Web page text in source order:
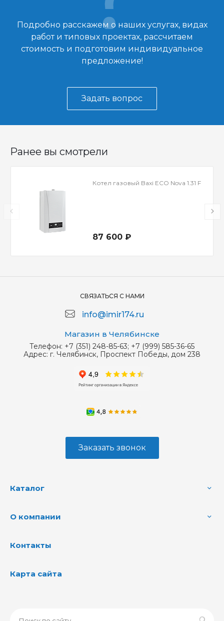
Подробно расскажем о наших услугах, видах
работ и типовых проектах, рассчитаем
стоимость и подготовим индивидуальное
предложение!
Задать вопрос
Ранее вы смотрели
Котел газовый Baxi ECO Nova 1.31 F
87 600 ₽
СВЯЗАТЬСЯ С НАМИ
info@imir174.ru
Магазин в Челябинске
Телефон: +7 (351) 248-85-63; +7 (999) 585-36-65
Адрес: г. Челябинск, Проспект Победы, дом 238
Заказать звонок
Каталог
О компании
Контакты
Карта сайта